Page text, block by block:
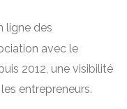
ligne des
avec le
2012, une visibilité
entrepreneurs.